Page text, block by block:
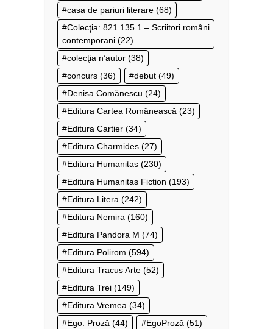
casa de pariuri literare (68)
Colecţia: 821.135.1 – Scriitori români
contemporani (22)
colecţia n’autor (38)
concurs (36) debut (49)
Denisa Comănescu (24)
Editura Cartea Românească (23)
Editura Cartier (34)
Editura Charmides (27)
Editura Humanitas (230)
Editura Humanitas Fiction (193)
Editura Litera (242)
Editura Nemira (160)
Editura Pandora M (74)
Editura Polirom (594)
Editura Tracus Arte (52)
Editura Trei (149)
Editura Vremea (34)
Ego. Proză (44) EgoProză (51)